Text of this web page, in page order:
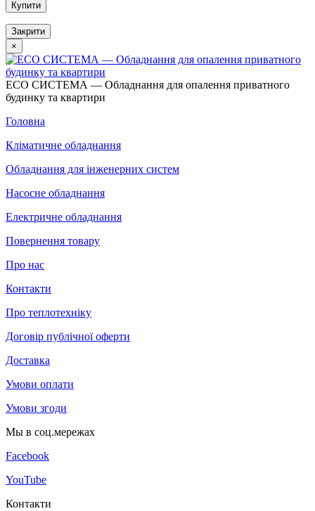
Купити
Закрити
×
ECO СИСТЕМА — Обладнання для опалення приватного
будинку та квартири
Головна
Кліматичне обладнання
Обладнання для інженерних систем
Насосне обладнання
Електричне обладнання
Повернення товару
Про нас
Контакти
Про теплотехніку
Договір публічної оферти
Доставка
Умови оплати
Умови згоди
Мы в соц.мережах
Facebook
YouTube
Контакти